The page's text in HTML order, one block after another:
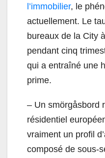
l’immobilier, le
actuellement. Le
bureaux de la City
pendant cinq
qui a entraîné une
prime.
– Un smörgåsbord
résidentiel
vraiment un profil
composé de sous-